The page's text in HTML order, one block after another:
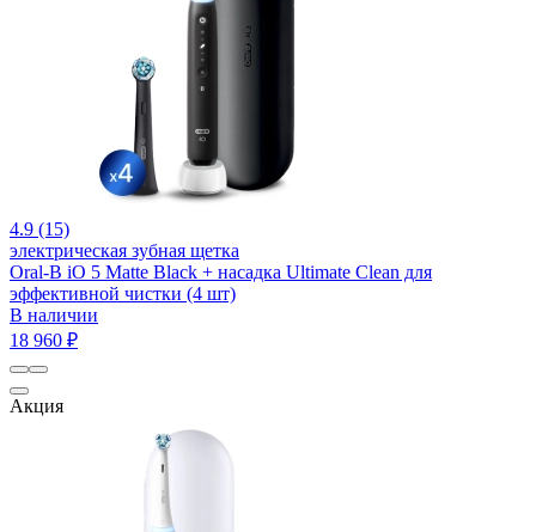
4.9 (15)
электрическая зубная щетка
Oral-B iO 5 Matte Black + насадка Ultimate Clean для
эффективной чистки (4 шт)
В наличии
18 960 ₽
Акция